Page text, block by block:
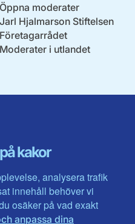
kakor
analysera trafik
innehåll behöver vi
osäker på vad exakt
anpassa dina
Öppna moderater
Jarl Hjalmarson Stiftelsen
Företagarrådet
Moderater i utlandet
Värmlands län
Västerbotten
Västra Götaland
Västernorrland
Västmanland
Örebro län